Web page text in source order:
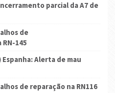
parcial da A7 de
de
145
Alerta de mau
de reparação na RN116